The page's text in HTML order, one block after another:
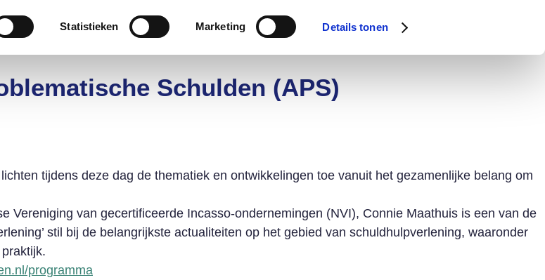
Statistieken Marketing Details tonen
Schulden (APS)
tijdens deze dag de thematiek en ontwikkelingen toe vanuit het gezamenlijke belang om
Vereniging van gecertificeerde Incasso-ondernemingen (NVI), Connie Maathuis is een van de
stil bij de belangrijkste actualiteiten op het gebied van schuldhulpverlening, waaronder
programma